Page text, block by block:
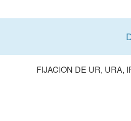
FIJACION DE UR, URA,